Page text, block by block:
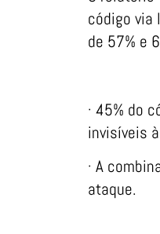
código via
de 57% e
· 45% do
invisíveis
· A
ataque.